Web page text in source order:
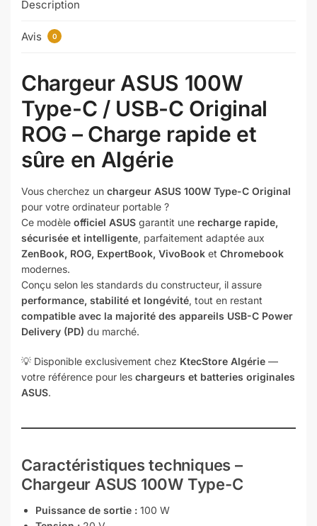
Description
Avis 0
Chargeur ASUS 100W
Type-C / USB-C Original
ROG – Charge rapide et
sûre en Algérie
Vous cherchez un chargeur ASUS 100W Type-C Original
pour votre ordinateur portable ?
Ce modèle officiel ASUS garantit une recharge rapide,
sécurisée et intelligente, parfaitement adaptée aux
ZenBook, ROG, ExpertBook, VivoBook et Chromebook
modernes.
Conçu selon les standards du constructeur, il assure
performance, stabilité et longévité, tout en restant
compatible avec la majorité des appareils USB-C Power
Delivery (PD) du marché.
💡 Disponible exclusivement chez KtecStore Algérie —
votre référence pour les chargeurs et batteries originales
ASUS.
Caractéristiques techniques –
Chargeur ASUS 100W Type-C
Puissance de sortie : 100 W